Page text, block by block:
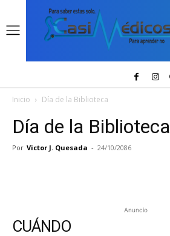
Inicio Día de la Biblioteca
Día de la Biblioteca
Por Victor J. Quesada - 24/10/2086
Anuncio
CUÁNDO